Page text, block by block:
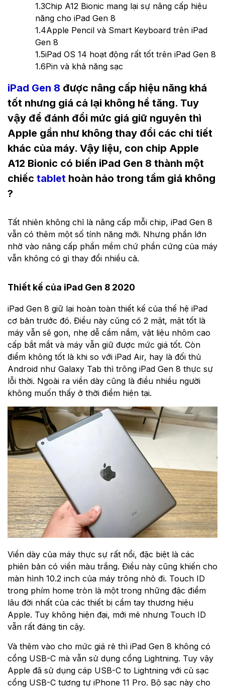
1.3Chip A12 Bionic mang lại sự nâng cấp hiệu
năng cho iPad Gen 8
1.4Apple Pencil và Smart Keyboard trên iPad
Gen 8
1.5iPad OS 14 hoạt động rất tốt trên iPad Gen 8
1.6Pin và khả năng sạc
iPad Gen 8 được nâng cấp hiệu năng khá
tốt nhưng giá cả lại không hề tăng. Tuy
vậy để đánh đổi mức giá giữ nguyên thì
Apple gần như không thay đổi các chi tiết
khác của máy. Vậy liệu, con chip Apple
A12 Bionic có biến iPad Gen 8 thành một
chiếc tablet hoàn hảo trong tầm giá không
?
Tất nhiên không chỉ là nâng cấp mỗi chip, iPad Gen 8
vẫn có thêm một số tính năng mới. Nhưng phần lớn
nhờ vào nâng cấp phần mềm chứ phần cứng của máy
vẫn không có gì thay đổi nhiều cả.
Thiết kế của iPad Gen 8 2020
iPad Gen 8 giữ lại hoàn toàn thiết kế của thế hệ iPad
cơ bản trước đó. Điều này cũng có 2 mặt, mặt tốt là
máy vẫn sẽ gọn, nhẹ dễ cầm nắm, vật liệu nhôm cao
cấp bắt mắt và máy vẫn giữ được mức giá tốt. Còn
điểm không tốt là khi so với iPad Air, hay là đối thủ
Android như Galaxy Tab thì trông iPad Gen 8 thực sự
lỗi thời. Ngoài ra viền dày cũng là điều nhiều người
không muốn thấy ở thời điểm hiện tại.
Viền dày của máy thực sự rất nổi, đặc biệt là các
phiên bản có viền màu trắng. Điều này cũng khiến cho
màn hình 10.2 inch của máy trông nhỏ đi. Touch ID
trong phím home tròn là một trong những đặc điểm
lâu đời nhất của các thiết bị cầm tay thương hiệu
Apple. Tuy không hiện đại, mới mẻ nhưng Touch ID
vẫn rất đáng tin cậy.
Và thêm vào cho mức giá rẻ thì iPad Gen 8 không có
cổng USB-C mà vẫn sử dụng cổng Lightning. Tuy vậy
Apple đã sử dụng cáp USB-C to Lightning với củ sạc
cổng USB-C tương tự iPhone 11 Pro. Bộ sạc này cho